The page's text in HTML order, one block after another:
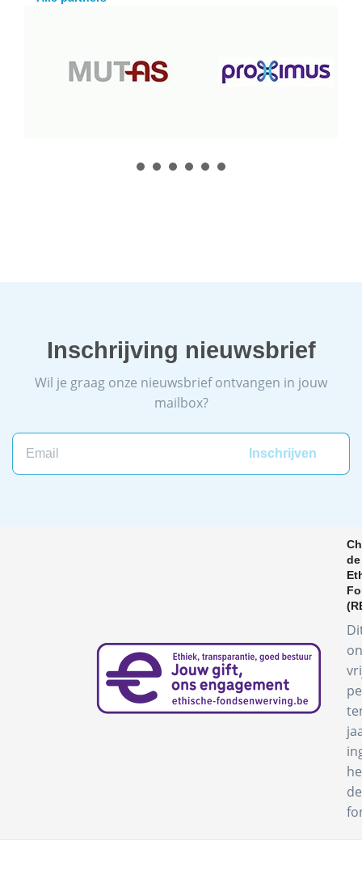
Inschrijving nieuwsbrief
Wil je graag onze nieuwsbrief ontvangen in jouw
mailbox?